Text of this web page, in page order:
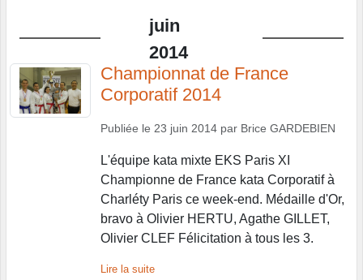
juin
2014
Championnat de France
Corporatif 2014
Publiée le 23 juin 2014 par Brice GARDEBIEN
L'équipe kata mixte EKS Paris XI
Championne de France kata Corporatif à
Charléty Paris ce week-end. Médaille d'Or,
bravo à Olivier HERTU, Agathe GILLET,
Olivier CLEF Félicitation à tous les 3.
Lire la suite